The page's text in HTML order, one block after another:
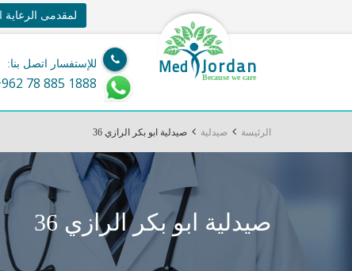
لمقدمى
Med Jordan
Because we care
للإستفسار اتصل بنا:
78 885 1888
الرئيسة صيدلية صيدلية ابو بكر الرازي 36
صيدلية ابو بكر الرازي 36